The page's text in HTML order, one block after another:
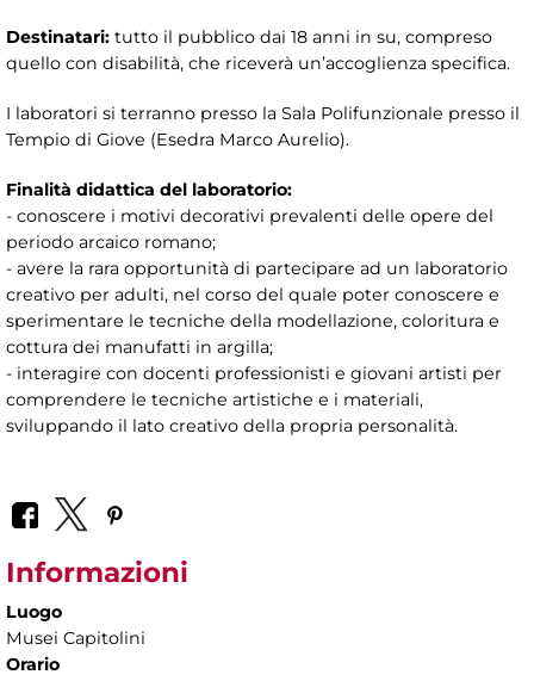
Destinatari: tutto il pubblico dai 18 anni in su, compreso
quello con disabilità, che riceverà un’accoglienza specifica.
I laboratori si terranno presso la Sala Polifunzionale presso il
Tempio di Giove (Esedra Marco Aurelio).
Finalità didattica del laboratorio:
- conoscere i motivi decorativi prevalenti delle opere del
periodo arcaico romano;
- avere la rara opportunità di partecipare ad un laboratorio
creativo per adulti, nel corso del quale poter conoscere e
sperimentare le tecniche della modellazione, coloritura e
cottura dei manufatti in argilla;
- interagire con docenti professionisti e giovani artisti per
comprendere le tecniche artistiche e i materiali,
sviluppando il lato creativo della propria personalità.
Informazioni
Luogo
Musei Capitolini
Orario